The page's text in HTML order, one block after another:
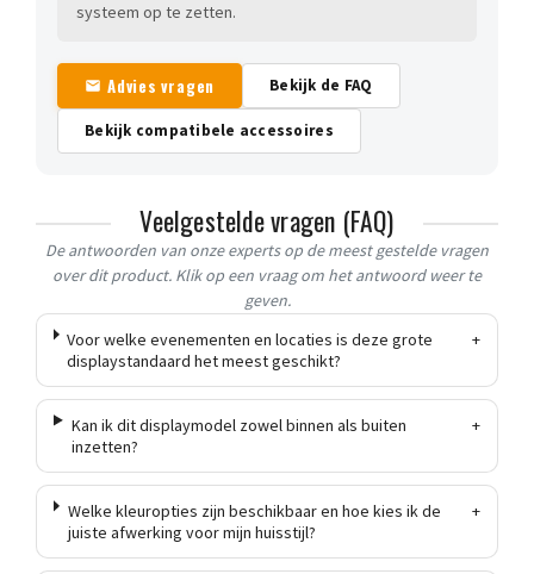
systeem op te zetten.
Advies vragen Bekijk de FAQ
Bekijk compatibele accessoires
Veelgestelde vragen (FAQ)
De antwoorden van onze experts op de meest gestelde vragen
over dit product. Klik op een vraag om het antwoord weer te
geven.
Voor welke evenementen en locaties is deze grote
displaystandaard het meest geschikt?
+
Kan ik dit displaymodel zowel binnen als buiten
inzetten?
+
Welke kleuropties zijn beschikbaar en hoe kies ik de
juiste afwerking voor mijn huisstijl?
+